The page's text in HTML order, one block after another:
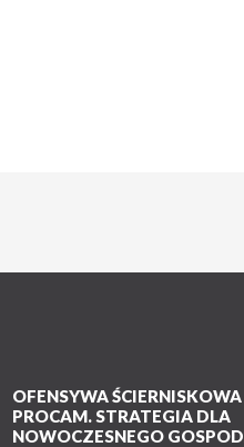
OFENSYWA
PROCAM. STRATEGIA DLA
NOWOCZESNEGO